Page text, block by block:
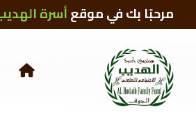
مرحبًا بك في موقعأسرة